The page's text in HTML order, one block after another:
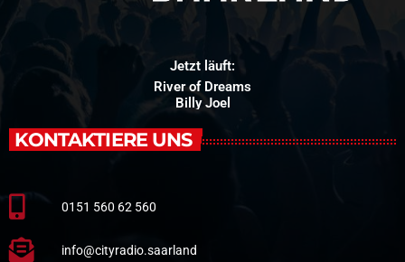
Jetzt läuft:
River of Dreams
Billy Joel
KONTAKTIERE UNS
0151 560 62 560
info@cityradio.saarland